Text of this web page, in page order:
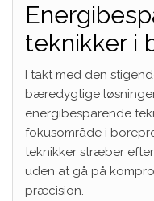
teknikker i
I takt med den
bæredygtige
energibesparende
fokusområde i
teknikker stræber
uden at gå på
præcision.